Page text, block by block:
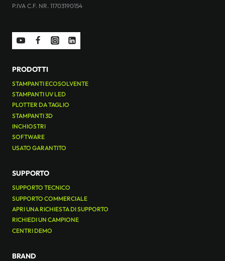
P.IVA C.F. NR. 11703190154
PRODOTTI
STAMPANTI ECOSOLVENTE
STAMPANTI UV LED
PLOTTER DA TAGLIO
STAMPANTI 3D
INCHIOSTRI
SOFTWARE
USATO GARANTITO
SUPPORTO
SUPPORTO TECNICO
SUPPORTO COMMERCIALE
APRI UNA RICHIESTA DI SUPPORTO
RICHIEDI UN CAMPIONE
CENTRI DEMO
BRAND